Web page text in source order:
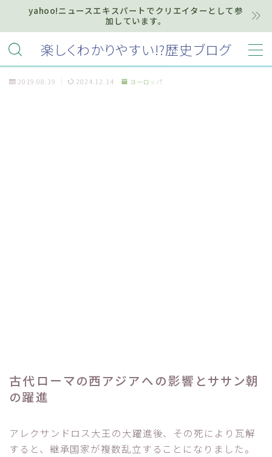
yahoo!ニュースエキスパートでクリエイターとして参
加しています。
楽しくわかりやすい!?歴史ブログ
MENU
ホーム
2019.08.19 2024.12.14 ヨーロッパ
古代ローマの西アジアへの影響とササン朝
の躍進
アレクサンドロス大王の大躍進後、その死により瓦解
すると、継承国家が複数乱立することになりました。